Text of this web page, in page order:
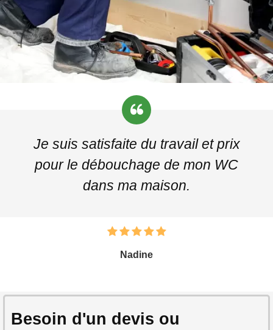
Je suis satisfaite du travail et prix
pour le débouchage de mon WC
dans ma maison.
Nadine
Besoin d'un devis ou